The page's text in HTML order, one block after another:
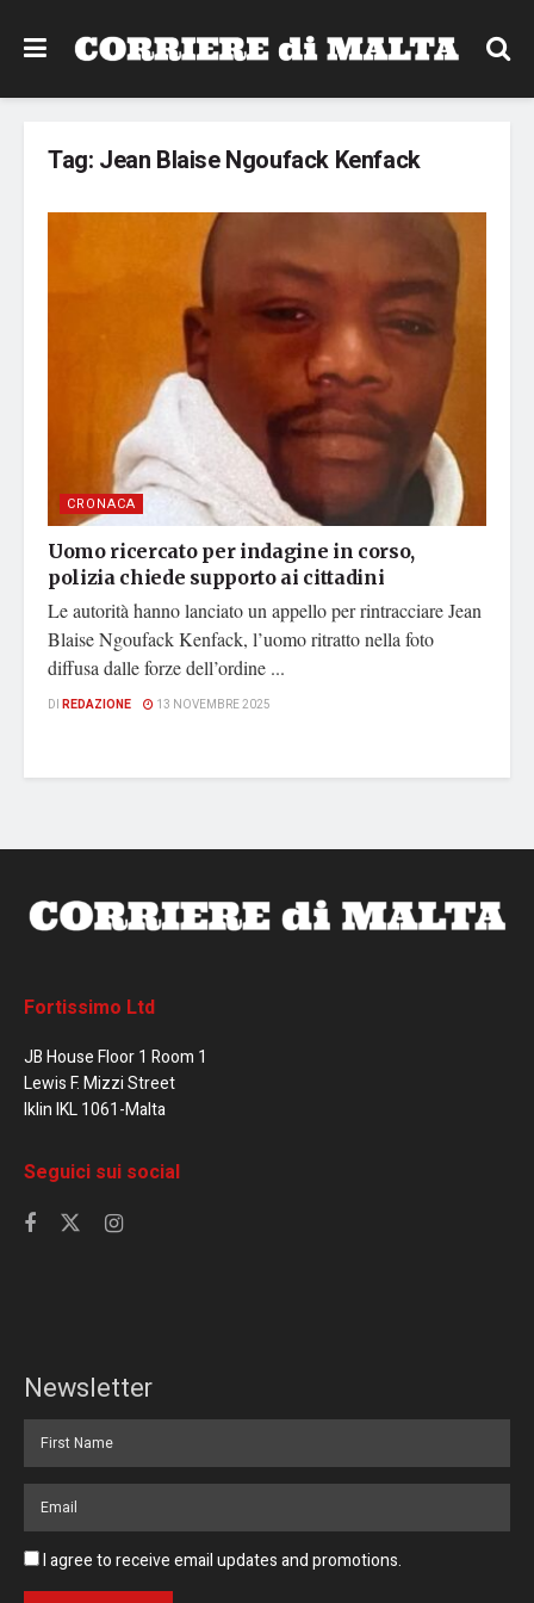
Tag: Jean Blaise Ngoufack Kenfack
CRONACA
Uomo ricercato per indagine in corso,
polizia chiede supporto ai cittadini
Le autorità hanno lanciato un appello per rintracciare Jean
Blaise Ngoufack Kenfack, l’uomo ritratto nella foto
diffusa dalle forze dell’ordine ...
DI REDAZIONE 13 NOVEMBRE 2025
Fortissimo Ltd
JB House Floor 1 Room 1
Lewis F. Mizzi Street
Iklin IKL 1061-Malta
Seguici sui social
Newsletter
I agree to receive email updates and promotions.